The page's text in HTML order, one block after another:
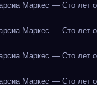
Маркес — Сто лет
Маркес — Сто лет
Маркес — Сто лет
Маркес — Сто лет